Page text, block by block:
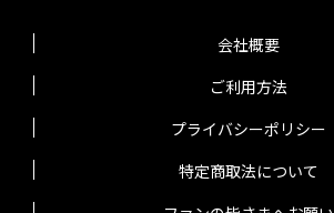
会社概要
ご利用方法
プライバシーポリシー
特定商取法について